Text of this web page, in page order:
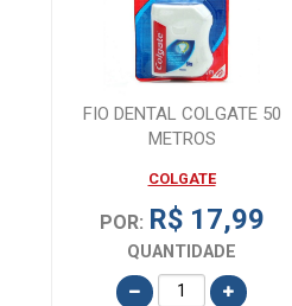
FIO DENTAL COLGATE 50
METROS
COLGATE
POR: R$ 17,99
QUANTIDADE